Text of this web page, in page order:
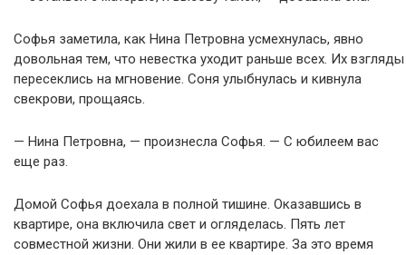
Софья заметила, как Нина Петровна усмехнулась, явно
довольная тем, что невестка уходит раньше всех. Их взгляды
пересеклись на мгновение. Соня улыбнулась и кивнула
свекрови, прощаясь.
— Нина Петровна, — произнесла Софья. — С юбилеем вас
еще раз.
Домой Софья доехала в полной тишине. Оказавшись в
квартире, она включила свет и огляделась. Пять лет
совместной жизни. Они жили в ее квартире. За это время